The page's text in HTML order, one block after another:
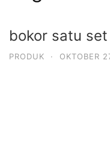
bokor satu set
PRODUK · OKTOBER